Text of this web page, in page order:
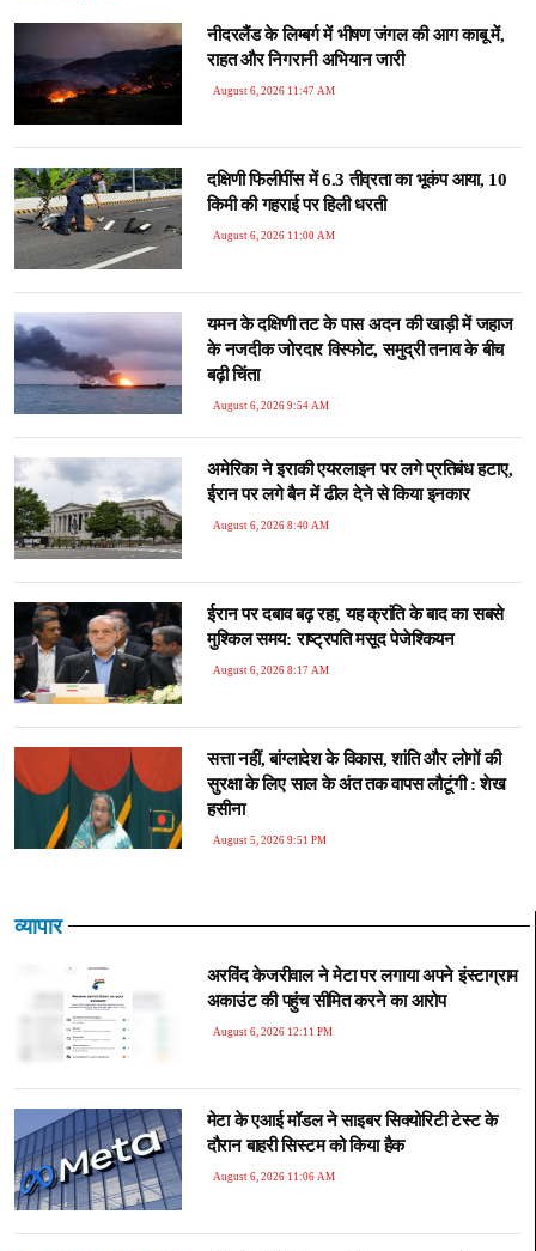
नीदरलैंड के लिम्बर्ग में भीषण जंगल की आग काबू में,
राहत और निगरानी अभियान जारी
August 6, 2026 11:47 AM
दक्षिणी फिलीपींस में 6.3 तीव्रता का भूकंप आया, 10
किमी की गहराई पर हिली धरती
August 6, 2026 11:00 AM
यमन के दक्षिणी तट के पास अदन की खाड़ी में जहाज
के नजदीक जोरदार विस्फोट, समुद्री तनाव के बीच
बढ़ी चिंता
August 6, 2026 9:54 AM
अमेरिका ने इराकी एयरलाइन पर लगे प्रतिबंध हटाए,
ईरान पर लगे बैन में ढील देने से किया इनकार
August 6, 2026 8:40 AM
ईरान पर दबाव बढ़ रहा, यह क्रांति के बाद का सबसे
मुश्किल समय: राष्ट्रपति मसूद पेजेश्कियन
August 6, 2026 8:17 AM
सत्ता नहीं, बांग्लादेश के व‍िकास, शांत‍ि और लोगों की
सुरक्षा के ल‍िए साल के अंत तक वापस लौटूंगी : शेख
हसीना
August 5, 2026 9:51 PM
व्यापार
अरविंद केजरीवाल ने मेटा पर लगाया अपने इंस्टाग्राम
अकाउंट की पहुंच सीमित करने का आरोप
August 6, 2026 12:11 PM
मेटा के एआई मॉडल ने साइबर सिक्योरिटी टेस्ट के
दौरान बाहरी सिस्टम को किया हैक
August 6, 2026 11:06 AM